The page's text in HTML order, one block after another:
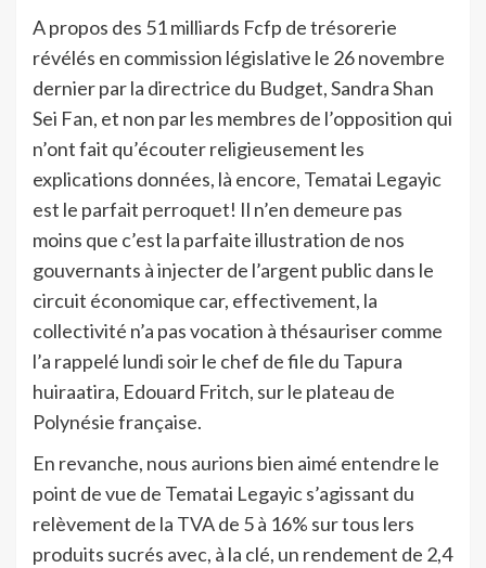
A propos des 51 milliards Fcfp de trésorerie
révélés en commission législative le 26 novembre
dernier par la directrice du Budget, Sandra Shan
Sei Fan, et non par les membres de l’opposition qui
n’ont fait qu’écouter religieusement les
explications données, là encore, Tematai Legayic
est le parfait perroquet! Il n’en demeure pas
moins que c’est la parfaite illustration de nos
gouvernants à injecter de l’argent public dans le
circuit économique car, effectivement, la
collectivité n’a pas vocation à thésauriser comme
l’a rappelé lundi soir le chef de file du Tapura
huiraatira, Edouard Fritch, sur le plateau de
Polynésie française.
En revanche, nous aurions bien aimé entendre le
point de vue de Tematai Legayic s’agissant du
relèvement de la TVA de 5 à 16% sur tous lers
produits sucrés avec, à la clé, un rendement de 2,4